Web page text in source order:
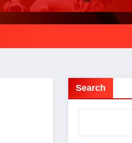
Search